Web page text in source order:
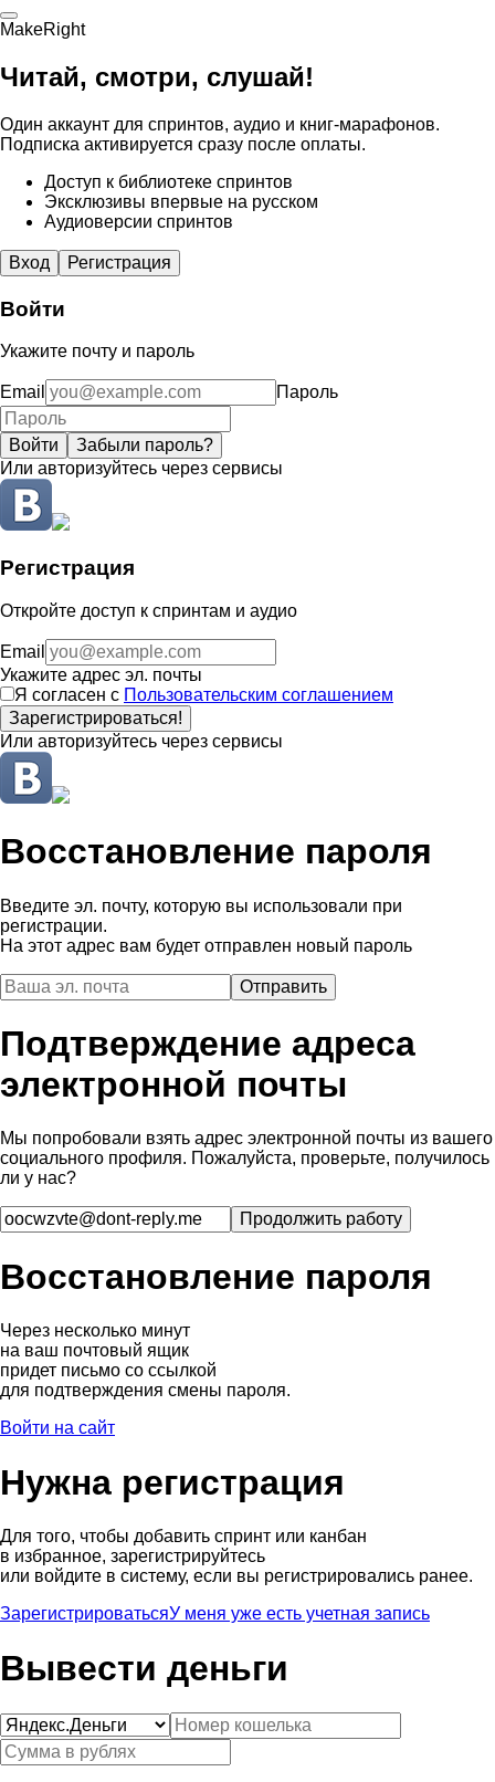
MakeRight
Читай, смотри, слушай!
Один аккаунт для спринтов, аудио и книг-марафонов.
Подписка активируется сразу после оплаты.
Доступ к библиотеке спринтов
Эксклюзивы впервые на русском
Аудиоверсии спринтов
Вход Регистрация
Войти
Укажите почту и пароль
Email Пароль
Войти
Забыли пароль?
Или авторизуйтесь через сервисы
Регистрация
Откройте доступ к спринтам и аудио
Email
Укажите адрес эл. почты
Я согласен с Пользовательским соглашением
Зарегистрироваться!
Или авторизуйтесь через сервисы
Восстановление пароля
Введите эл. почту, которую вы использовали при
регистрации.
На этот адрес вам будет отправлен новый пароль
Подтверждение адреса
электронной почты
Мы попробовали взять адрес электронной почты из вашего
социального профиля. Пожалуйста, проверьте, получилось
ли у нас?
Восстановление пароля
Через несколько минут
на ваш почтовый ящик
придет письмо со ссылкой
для подтверждения смены пароля.
Войти на сайт
Нужна регистрация
Для того, чтобы добавить спринт или канбан
в избранное, зарегистрируйтесь
или войдите в систему, если вы регистрировались ранее.
ЗарегистрироватьсяУ меня уже есть учетная запись
Вывести деньги